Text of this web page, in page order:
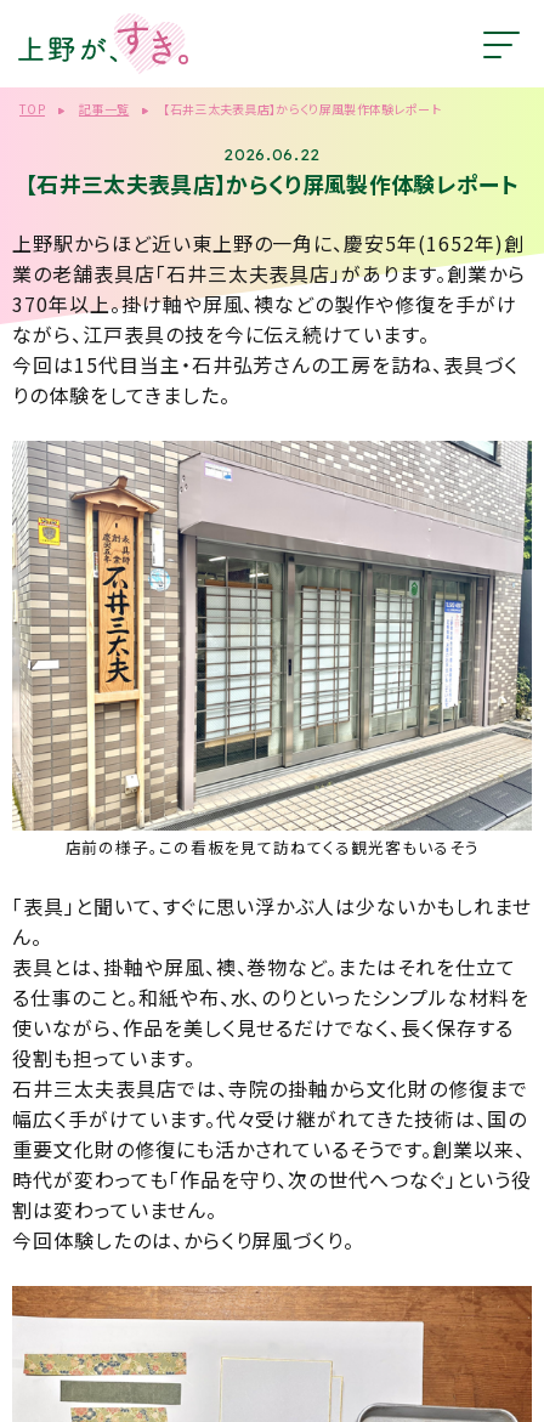
TOP 記事一覧 【石井三太夫表具店】からくり屏風製作体験レポート
2026.06.22
【石井三太夫表具店】からくり屏風製作体験レポート
上野駅からほど近い東上野の一角に、慶安5年(1652年)創
業の老舗表具店「石井三太夫表具店」があります。創業から
370年以上。掛け軸や屏風、襖などの製作や修復を手がけ
ながら、江戸表具の技を今に伝え続けています。
今回は15代目当主・石井弘芳さんの工房を訪ね、表具づく
りの体験をしてきました。
店前の様子。この看板を見て訪ねてくる観光客もいるそう
「表具」と聞いて、すぐに思い浮かぶ人は少ないかもしれませ
ん。
表具とは、掛軸や屏風、襖、巻物など。またはそれを仕立て
る仕事のこと。和紙や布、水、のりといったシンプルな材料を
使いながら、作品を美しく見せるだけでなく、長く保存する
役割も担っています。
石井三太夫表具店では、寺院の掛軸から文化財の修復まで
幅広く手がけています。代々受け継がれてきた技術は、国の
重要文化財の修復にも活かされているそうです。創業以来、
時代が変わっても「作品を守り、次の世代へつなぐ」という役
割は変わっていません。
今回体験したのは、からくり屏風づくり。